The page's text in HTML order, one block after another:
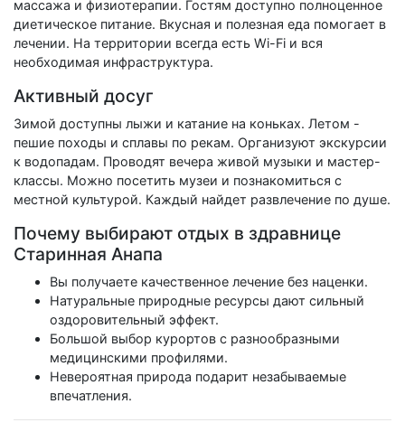
массажа и физиотерапии. Гостям доступно полноценное
диетическое питание. Вкусная и полезная еда помогает в
лечении. На территории всегда есть Wi-Fi и вся
необходимая инфраструктура.
Активный досуг
Зимой доступны лыжи и катание на коньках. Летом -
пешие походы и сплавы по рекам. Организуют экскурсии
к водопадам. Проводят вечера живой музыки и мастер-
классы. Можно посетить музеи и познакомиться с
местной культурой. Каждый найдет развлечение по душе.
Почему выбирают отдых в здравнице
Старинная Анапа
Вы получаете качественное лечение без наценки.
Натуральные природные ресурсы дают сильный
оздоровительный эффект.
Большой выбор курортов с разнообразными
медицинскими профилями.
Невероятная природа подарит незабываемые
впечатления.